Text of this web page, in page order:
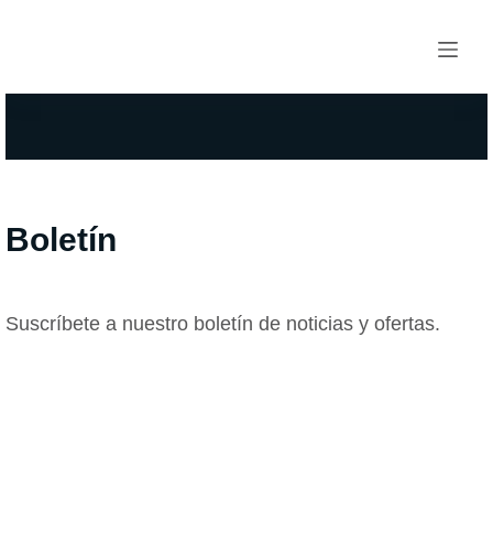
contenido
Boletín
Suscríbete a nuestro boletín de noticias y ofertas.